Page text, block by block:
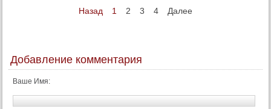
58 серия (суб)
59 серия (суб)
Назад 1 2 3 4 Далее
Добавление комментария
Ваше Имя: